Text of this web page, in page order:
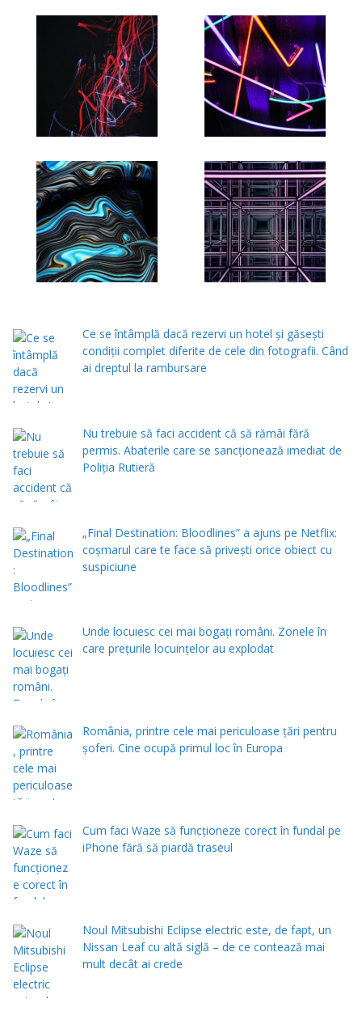
Ce se întâmplă dacă rezervi un hotel și găsești
condiții complet diferite de cele din fotografii. Când
ai dreptul la rambursare
Nu trebuie să faci accident că să rămâi fără
permis. Abaterile care se sancționează imediat de
Poliţia Rutieră
„Final Destination: Bloodlines” a ajuns pe Netflix:
coșmarul care te face să privești orice obiect cu
suspiciune
Unde locuiesc cei mai bogați români. Zonele în
care prețurile locuințelor au explodat
România, printre cele mai periculoase țări pentru
șoferi. Cine ocupă primul loc în Europa
Cum faci Waze să funcționeze corect în fundal pe
iPhone fără să piardă traseul
Noul Mitsubishi Eclipse electric este, de fapt, un
Nissan Leaf cu altă siglă – de ce contează mai
mult decât ai crede